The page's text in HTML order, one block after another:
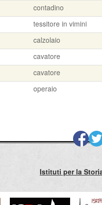
contadino
tessitore in vimini
calzolaio
cavatore
cavatore
operaio
Istituti per la